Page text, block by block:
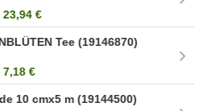
23,94 €
Tee (19146870)
7,18 €
10 cmx5 m (19144500)